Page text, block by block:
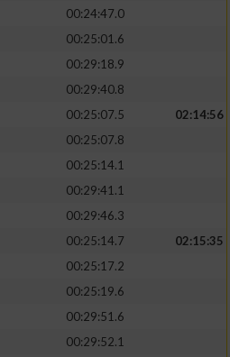
00:24:47.0
00:25:01.6
00:29:18.9
00:29:40.8
00:25:07.5
02:14:56
00:25:07.8
00:25:14.1
00:29:41.1
00:29:46.3
00:25:14.7
02:15:35
00:25:17.2
00:25:19.6
00:29:51.6
00:29:52.1